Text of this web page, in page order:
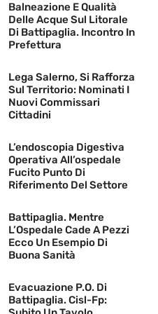
Balneazione E Qualità
Delle Acque Sul Litorale
Di Battipaglia. Incontro In
Prefettura
Lega Salerno, Si Rafforza
Sul Territorio: Nominati I
Nuovi Commissari
Cittadini
L’endoscopia Digestiva
Operativa All’ospedale
Fucito Punto Di
Riferimento Del Settore
Battipaglia. Mentre
L’Ospedale Cade A Pezzi
Ecco Un Esempio Di
Buona Sanità
Evacuazione P.O. Di
Battipaglia. Cisl-Fp: